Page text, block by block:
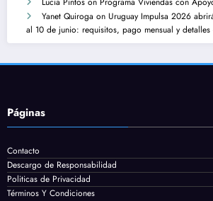
Yanet Quiroga on Uruguay Impulsa 2026
al 10 de junio: requisitos, pago mensual y
Páginas
Contacto
Descargo de Responsabilidad
Politicas de Privacidad
Términos Y Condiciones